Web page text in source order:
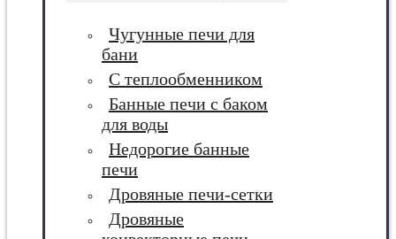
Чугунные печи для
бани
С теплообменником
Банные печи с баком
для воды
Недорогие банные
печи
Дровяные печи-сетки
Дровяные